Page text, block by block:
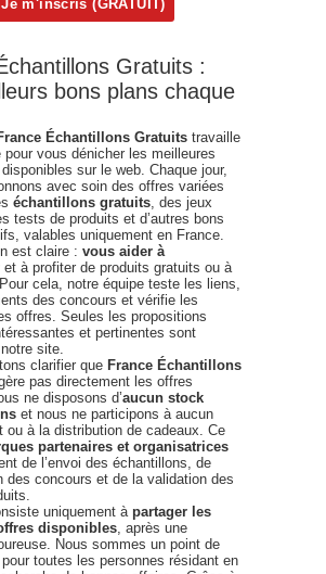
Gratuits :
bons plans chaque
Échantillons Gratuits travaille
pour vous dénicher les meilleures
sur le web. Chaque jour,
avec soin des offres variées
échantillons gratuits , des jeux
tests de produits et d’autres bons
valables uniquement en France.
est claire : vous aider à
et à profiter de produits gratuits ou à
cela, notre équipe teste les liens,
des concours et vérifie les
offres. Seules les propositions
et pertinentes sont
site.
clarifier que France Échantillons
pas directement les offres
ne disposons d’aucun stock
et nous ne participons à aucun
ou à la distribution de cadeaux. Ce
partenaires et organisatrices
de l’envoi des échantillons, de
des concours et de la validation des
uniquement à partager les
disponibles , après une
Nous sommes un point de
toutes les personnes résidant en